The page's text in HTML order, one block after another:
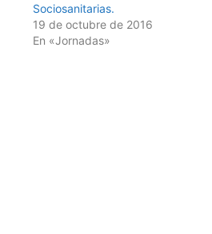
Sociosanitarias.
19 de octubre de 2016
En «Jornadas»